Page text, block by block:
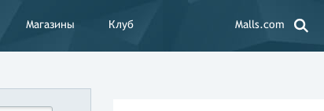
Магазины Клуб Malls.com